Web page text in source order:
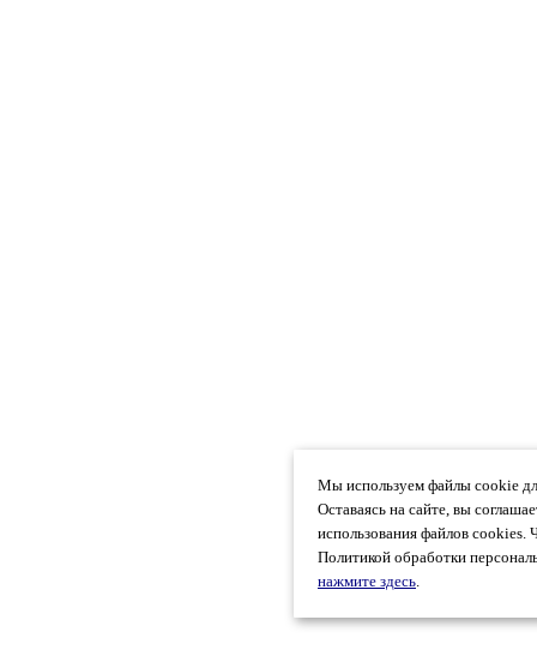
Мы используем файлы cookie
Оставаясь на сайте, вы
использования файлов cookies.
Политикой обработки
нажмите здесь.